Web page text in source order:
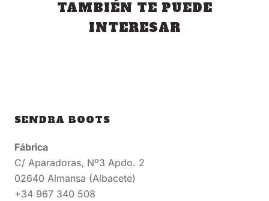
TAMBIÉN TE PUEDE
INTERESAR
SENDRA BOOTS
Fábrica
C/ Aparadoras, Nº3 Apdo. 2
02640 Almansa (Albacete)
+34 967 340 508